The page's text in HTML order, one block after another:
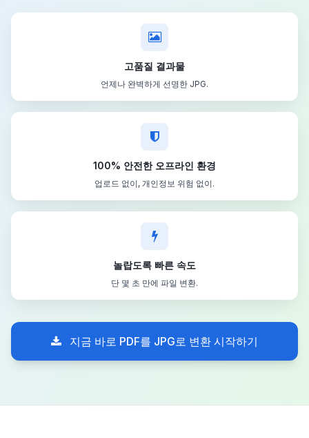
고품질 결과물
언제나 완벽하게 선명한 JPG.
100% 안전한 오프라인 환경
업로드 없이, 개인정보 위험 없이.
놀랍도록 빠른 속도
단 몇 초 만에 파일 변환.
지금 바로 PDF를 JPG로 변환 시작하기